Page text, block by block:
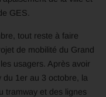
GES.
tout reste à faire
de mobilité du Grand
usagers. Après avoir
du 1er au 3 octobre, la
tramway et des lignes